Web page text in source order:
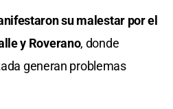
su malestar por el
y Roverano, donde
generan problemas